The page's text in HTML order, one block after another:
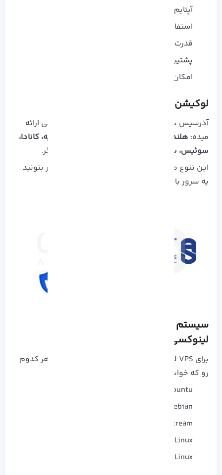
آپتایم و سرعت بارگذاری بالا
استفاده از هاردهای پرسرعت SSD و NVMe
قدرت پردازش بالا
پشتیبانی از NFS
امکان انتخاب از بین لوکیشن‌ های متنوع
لوکیشن‌ های سرورهای آذرسیس
آذرسیس سرورهای خودش رو از کشورهای مختلفی ارائه
میده: هلند، آلمان، فرانسه، انگلیس، آمریکا، روسیه، کانادا،
سوئیس، سنگاپور، استرالیا، هند
و چند کشور دیگر.
این تنوع موقعیت جغرافیایی کمک میکنه که بهتر بتونید
یه سرور با پینگ مناسب رو انتخاب کنید.
لینوکسی آذرسیس
برای VPS لینوکس میتونید از بین توزیع‌ های زیر هر کدوم
رو که خواستید انتخاب و نصب کنید:
Ubuntu
Debian
CentOS Stream
AlmaLinux
Rocky Linux